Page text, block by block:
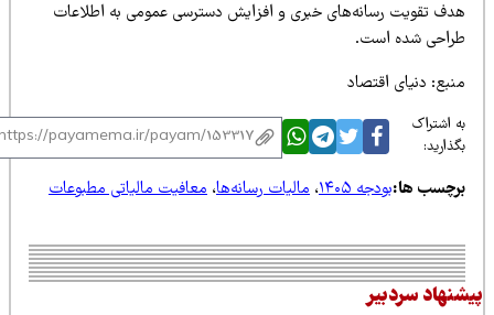
تقویت رسانه‌های خبری و افزایش دسترسی عمومی به اطلاعات
شده است.
دنیای اقتصاد
اشتراک
ها:بودجه ۱۴۰۵ ،مالیات رسانه‌ها،معافیت مالیاتی مطبوعات
سردبیر